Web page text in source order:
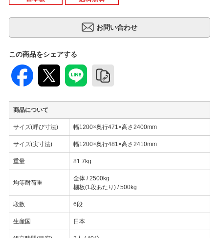
この商品をシェアする
商品について
サイズ(呼び寸法) 幅1200×奥行471×高さ2400mm
サイズ(実寸法) 幅1200×奥行481×高さ2410mm
重量 81.7kg
均等耐荷重
全体 / 2500kg
棚板(1段あたり) / 500kg
段数 6段
生産国 日本